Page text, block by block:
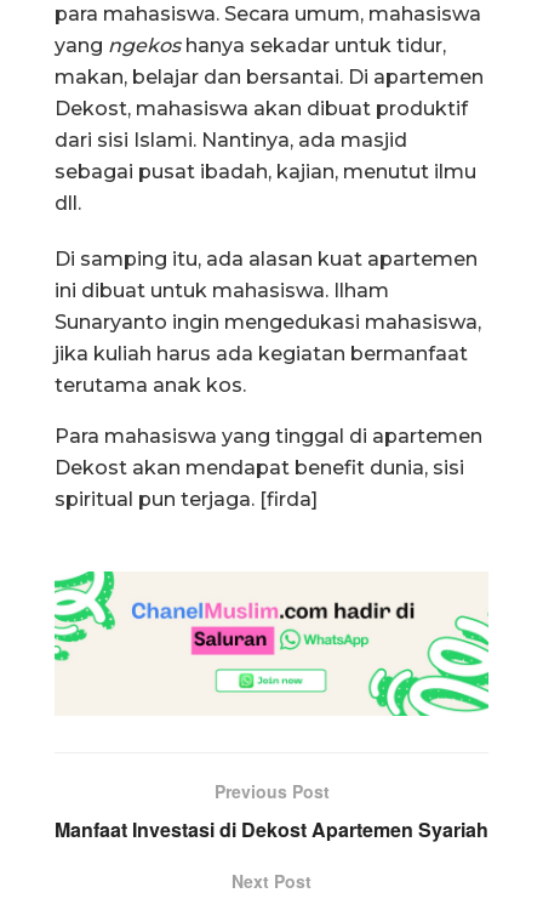
para mahasiswa. Secara umum, mahasiswa
yang ngekos hanya sekadar untuk tidur,
makan, belajar dan bersantai. Di apartemen
Dekost, mahasiswa akan dibuat produktif
dari sisi Islami. Nantinya, ada masjid
sebagai pusat ibadah, kajian, menutut ilmu
dll.
Di samping itu, ada alasan kuat apartemen
ini dibuat untuk mahasiswa. Ilham
Sunaryanto ingin mengedukasi mahasiswa,
jika kuliah harus ada kegiatan bermanfaat
terutama anak kos.
Para mahasiswa yang tinggal di apartemen
Dekost akan mendapat benefit dunia, sisi
spiritual pun terjaga. [firda]
Previous Post
Manfaat Investasi di Dekost Apartemen Syariah
Next Post